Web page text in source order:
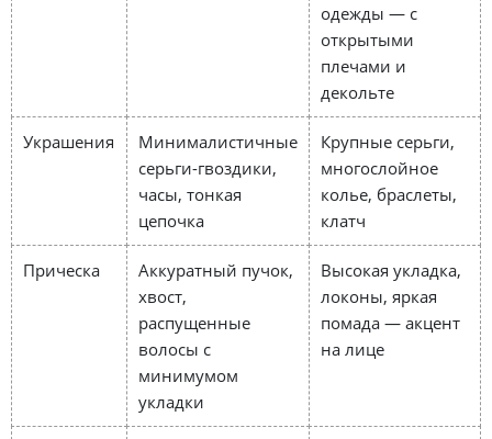
одежды — с
открытыми
плечами и
декольте
Украшения
Минималистичные
серьги-гвоздики,
часы, тонкая
цепочка
Крупные серьги,
многослойное
колье, браслеты,
клатч
Прическа
Аккуратный пучок,
хвост,
распущенные
волосы с
минимумом
укладки
Высокая укладка,
локоны, яркая
помада — акцент
на лице